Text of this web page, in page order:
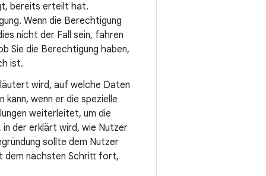
bereits erteilt hat.
Wenn die Berechtigung
nicht der Fall sein, fahren
Sie die Berechtigung haben,
ist.
wird, auf welche Daten
wenn er die spezielle
weiterleitet, um die
in der erklärt wird, wie Nutzer
sollte dem Nutzer
dem nächsten Schritt fort,